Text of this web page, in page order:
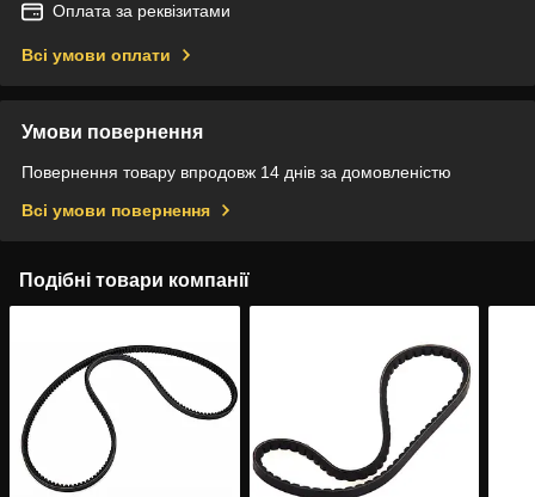
Оплата за реквізитами
Всі умови оплати
Умови повернення
Повернення товару впродовж 14 днів за домовленістю
Всі умови повернення
Подібні товари компанії